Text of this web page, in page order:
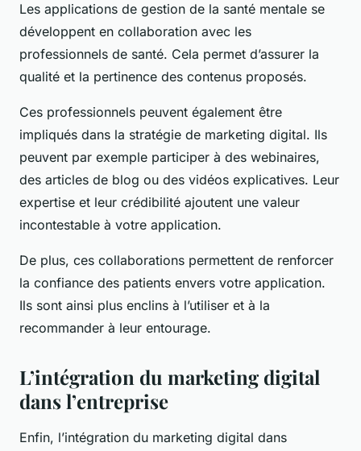
Les applications de gestion de la santé mentale se
développent en collaboration avec les
professionnels de santé. Cela permet d’assurer la
qualité et la pertinence des contenus proposés.
Ces professionnels peuvent également être
impliqués dans la stratégie de marketing digital. Ils
peuvent par exemple participer à des webinaires,
des articles de blog ou des vidéos explicatives. Leur
expertise et leur crédibilité ajoutent une valeur
incontestable à votre application.
De plus, ces collaborations permettent de renforcer
la confiance des patients envers votre application.
Ils sont ainsi plus enclins à l’utiliser et à la
recommander à leur entourage.
L’intégration du marketing digital
dans l’entreprise
Enfin, l’intégration du marketing digital dans